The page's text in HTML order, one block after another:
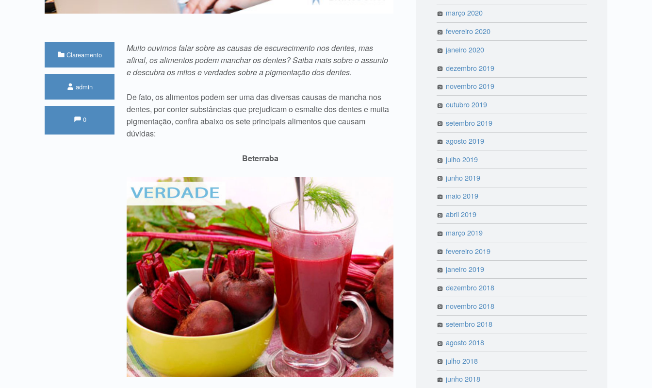
Muito ouvimos falar sobre as causas de escurecimento nos dentes, mas
afinal, os alimentos podem manchar os dentes? Saiba mais sobre o assunto
e descubra os mitos e verdades sobre a pigmentação dos dentes.
De fato, os alimentos podem ser uma das diversas causas de mancha nos
dentes, por conter substâncias que prejudicam o esmalte dos dentes e muita
pigmentação, confira abaixo os sete principais alimentos que causam
dúvidas:
Beterraba
Categorizado em:
Clareamento
Escrito por:
admin
Comentários:
Comments:
0
março 2020
fevereiro 2020
janeiro 2020
dezembro 2019
novembro 2019
outubro 2019
setembro 2019
agosto 2019
julho 2019
junho 2019
maio 2019
abril 2019
março 2019
fevereiro 2019
janeiro 2019
dezembro 2018
novembro 2018
setembro 2018
agosto 2018
julho 2018
junho 2018